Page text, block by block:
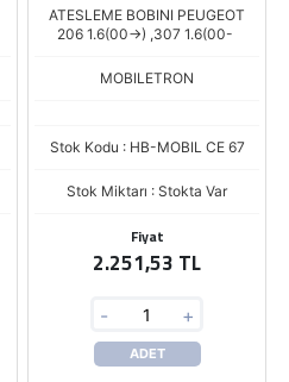
ATESLEME BOBINI PEUGEOT
206 1.6(00->) ,307 1.6(00-
MOBILETRON
Stok Kodu : HB-MOBIL CE 67
Stok Miktarı : Stokta Var
Fiyat
2.251,53 TL
- +
ADET